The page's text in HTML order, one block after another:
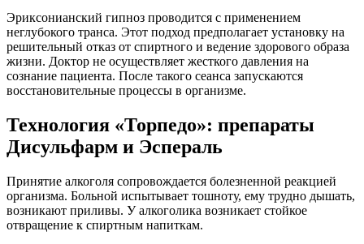
Эриксонианский гипноз проводится с применением
неглубокого транса. Этот подход предполагает установку на
решительный отказ от спиртного и ведение здорового образа
жизни. Доктор не осуществляет жесткого давления на
сознание пациента. После такого сеанса запускаются
восстановительные процессы в организме.
Технология «Торпедо»: препараты
Дисульфарм и Эспераль
Принятие алкоголя сопровождается болезненной реакцией
организма. Больной испытывает тошноту, ему трудно дышать,
возникают приливы. У алкоголика возникает стойкое
отвращение к спиртным напиткам.